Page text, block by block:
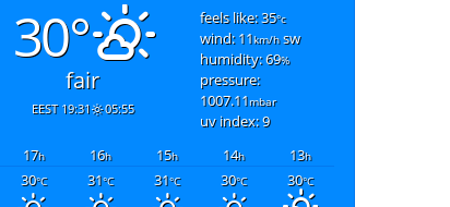
30°
fair
05:55
19:31 EEST
feels like: 35°c
wind: 11km/hsw
humidity: 69%
pressure:
1007.11mbar
uv index: 9
13h
14h
15h
16h
17h
30°C
30°C
31°C
31°C
30°C